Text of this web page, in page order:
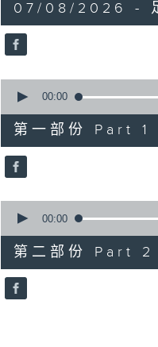
hour,
35
minutes,
55
90%
07/08/2026 -
seconds
48
minutes,
10
seconds
90%
00:00
第一部份 Part
seconds
47
minutes,
55
seconds
90%
00:00
第二部份 Part